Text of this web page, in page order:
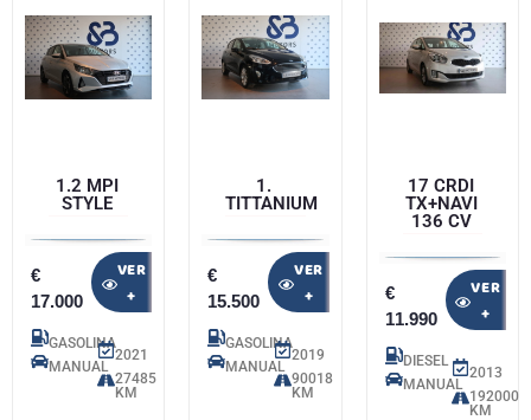
1.2 MPI
STYLE
€
17.000
VER
+
GASOLINA
MANUAL
2021
27485
KM
1.
TITTANIUM
€
15.500
VER
+
GASOLINA
MANUAL
2019
90018
KM
17 CRDI
TX+NAVI
136 CV
€
11.990
VER
+
DIESEL
MANUAL
2013
192000
KM